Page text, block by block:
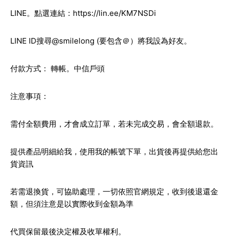
LINE。點選連結： https://lin.ee/KM7NSDi
LINE ID搜尋@smilelong (要包含＠）將我設為好友。
付款方式： 轉帳。中信戶頭
注意事項：
需付全額費用，才會成立訂單，若未完成交易，會全額退款。
提供產品明細給我，使用我的帳號下單，出貨後再提供給您出
貨資訊
若需退換貨，可協助處理，一切依照官網規定，收到後退還金
額，但須注意是以實際收到金額為準
代買保留最後決定權及收單權利。